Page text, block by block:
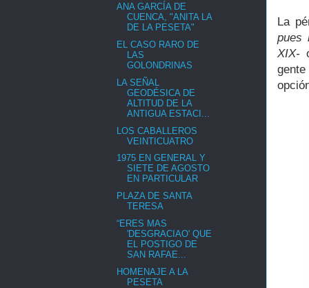
La
pues
XIX-
ANA GARCÍA DE
CUENCA, "ANITA LA
DE LA PESETA"
EL CASO RARO DE
LAS
GOLONDRINAS
LA SEÑAL
GEODÉSICA DE
ALTITUD DE LA
ANTIGUA ESTACI...
LOS CABALLEROS
VEINTICUATRO
1975 EN GENERAL Y
SIETE DE AGOSTO
EN PARTICULAR
PLAZA DE SANTA
TERESA
“ERES MAS
'DESGRACIAO' QUE
EL POSTIGO DE
SAN RAFAE...
HOMENAJE A LA
PESETA